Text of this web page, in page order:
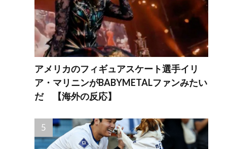
アメリカのフィギュアスケート選手イリ
ア・マリニンがBABYMETALファンみたい
だ 【海外の反応】